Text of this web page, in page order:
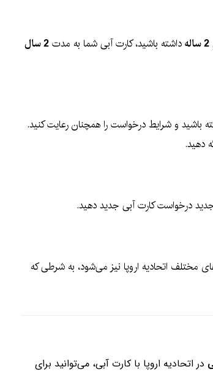
2 ساله داشته باشید، کارت آبی شما به مدت 2 سال
باشید و شرایط درخواست را همچنان رعایت کنید.
دهید.
جدید درخواست کارت آبی جدید دهید.
اتحادیه اروپا نیز می‌شود، به شرطی که
در اتحادیه اروپا با کارت آبی، می‌توانید برای